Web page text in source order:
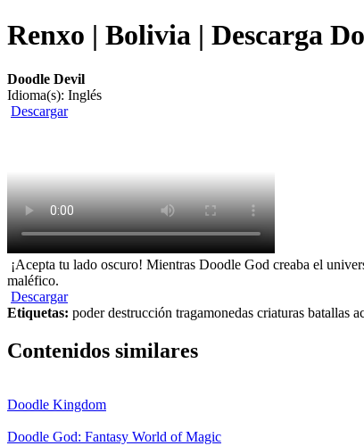
Renxo | Bolivia | Descarga
Doodle Devil
Idioma(s): Inglés
Descargar
¡Acepta tu lado oscuro! Mientras Doodle God creaba el
maléfico.
Descargar
Etiquetas: poder destrucción tragamonedas criaturas batallas
Contenidos similares
Doodle Kingdom
Doodle God: Fantasy World of Magic